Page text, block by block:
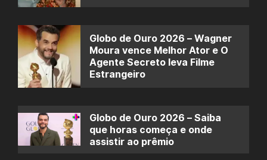
Globo de Ouro 2026 – Wagner
Moura vence Melhor Ator e O
Agente Secreto leva Filme
Estrangeiro
Globo de Ouro 2026 – Saiba
que horas começa e onde
assistir ao prêmio